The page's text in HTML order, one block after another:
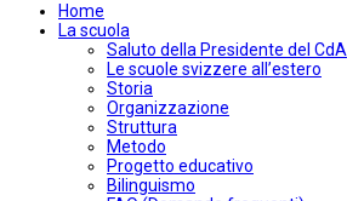
Home
La scuola
Saluto della Presidente del CdA
Le scuole svizzere all’estero
Storia
Organizzazione
Struttura
Metodo
Progetto educativo
Bilinguismo